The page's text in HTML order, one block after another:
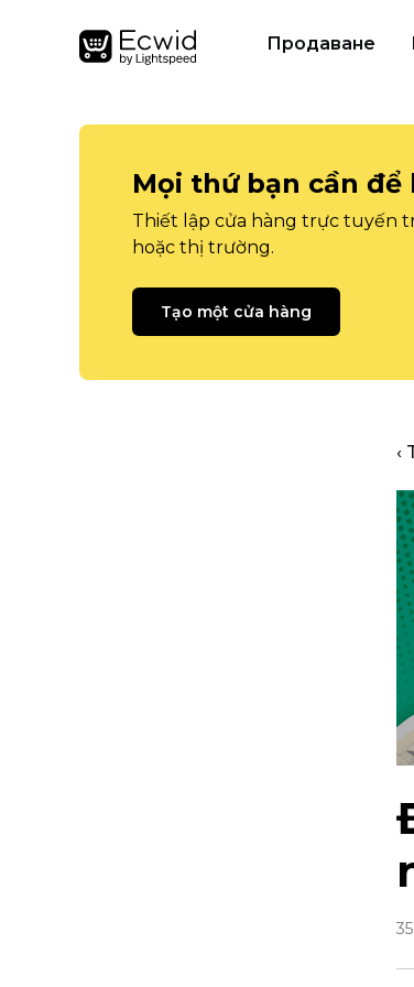
Продаване
Mọi thứ bạn cần
Thiết lập cửa hàng trực tuyến
hoặc thị trường.
Tạo một cửa hàng
‹